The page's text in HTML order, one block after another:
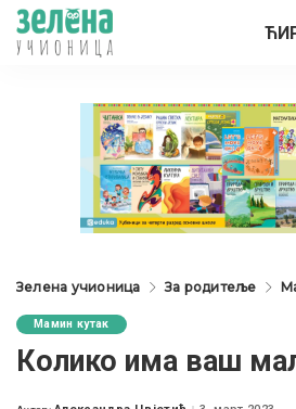
Зелена учионица За родитеље
Мамин кутак
Колико има ваш